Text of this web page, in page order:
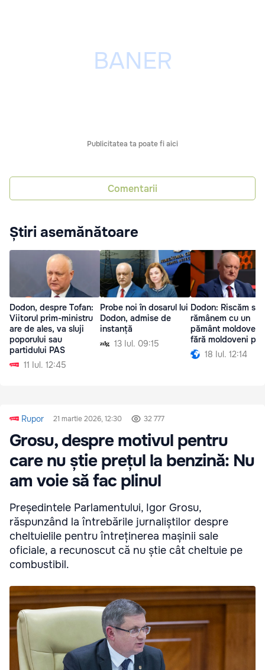
Publicitatea ta poate fi aici
Comentarii
Știri asemănătoare
Dodon, despre Tofan:
Viitorul prim-ministru
are de ales, va sluji
poporului sau
partidului PAS
11 Iul. 12:45
Probe noi în dosarul lui
Dodon, admise de
instanță
13 Iul. 09:15
Dodon: Riscăm să
rămânem cu un
pământ
fără moldoveni pe
18 Iul. 12:14
Rupor 21 martie 2026, 12:30 32 777
Grosu, despre motivul pentru
care nu știe prețul la benzină: Nu
am voie să fac plinul
Președintele Parlamentului, Igor Grosu,
răspunzând la întrebările jurnaliștilor despre
cheltuielile pentru întreținerea mașinii sale
oficiale, a recunoscut că nu știe cât cheltuie pe
combustibil.